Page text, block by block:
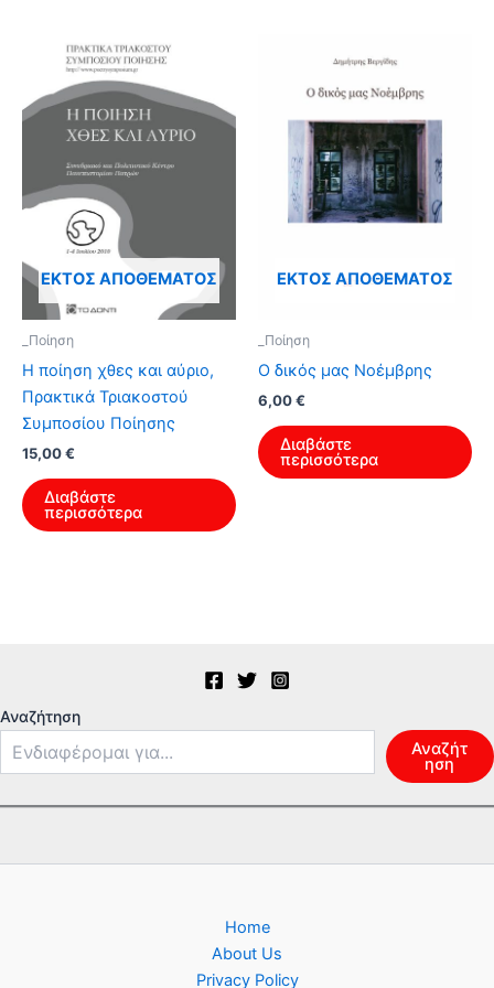
ΕΚΤΌΣ ΑΠΟΘΈΜΑΤΟΣ
_Ποίηση
Η ποίηση χθες και αύριο,
Πρακτικά Τριακοστού
Συμποσίου Ποίησης
15,00€
Διαβάστε
περισσότερα
ΕΚΤΌΣ ΑΠΟΘΈΜΑΤΟΣ
_Ποίηση
Ο δικός μας Νοέμβρης
6,00€
Διαβάστε
περισσότερα
Αναζήτηση
Αναζήτ
ηση
Home
About Us
Privacy Policy